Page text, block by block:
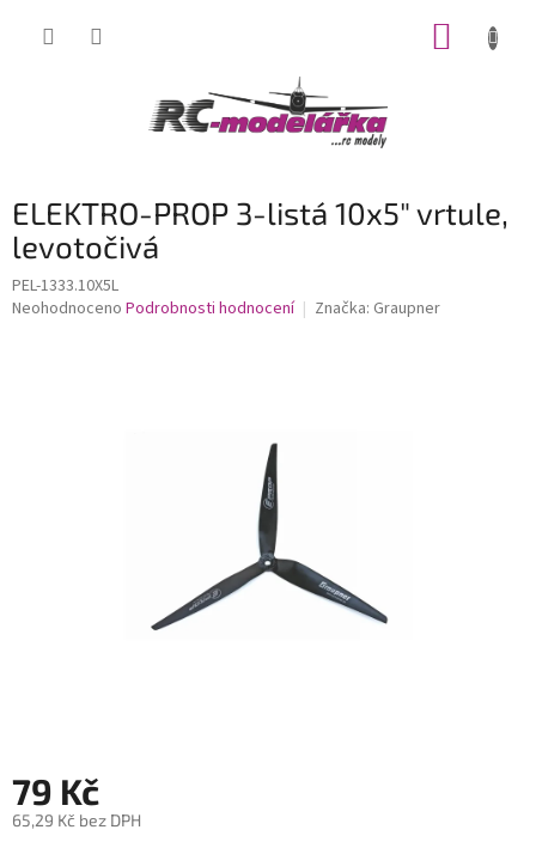
ELEKTRO-PROP 3-listá 10x5" vrtule,
levotočivá
PEL-1333.10X5L
Průměrné
Neohodnoceno Podrobnosti hodnocení Značka: Graupner
79 Kč
65,29 Kč bez DPH